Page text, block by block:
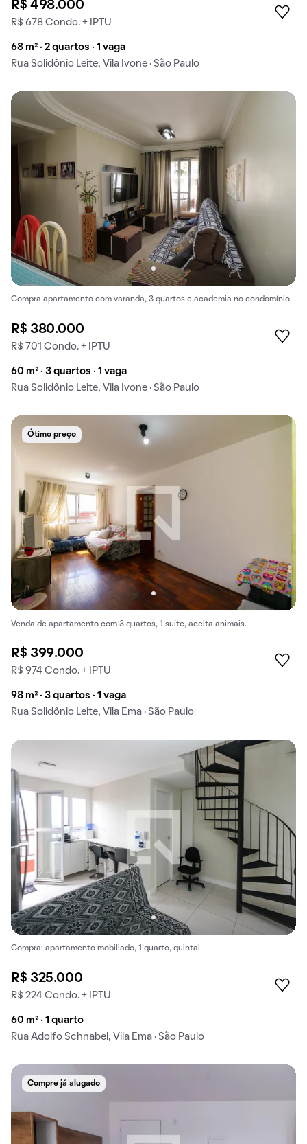
R$ 498.000
R$ 678 Condo. + IPTU
68 m² · 2 quartos · 1 vaga
Rua Solidônio Leite, Vila Ivone · São Paulo
Compra apartamento com varanda, 3 quartos e academia no condomínio.
R$ 380.000
R$ 701 Condo. + IPTU
60 m² · 3 quartos · 1 vaga
Rua Solidônio Leite, Vila Ivone · São Paulo
Ótimo preço
Venda de apartamento com 3 quartos, 1 suíte, aceita animais.
R$ 399.000
R$ 974 Condo. + IPTU
98 m² · 3 quartos · 1 vaga
Rua Solidônio Leite, Vila Ema · São Paulo
Compra: apartamento mobiliado, 1 quarto, quintal.
R$ 325.000
R$ 224 Condo. + IPTU
60 m² · 1 quarto
Rua Adolfo Schnabel, Vila Ema · São Paulo
Compre já alugado